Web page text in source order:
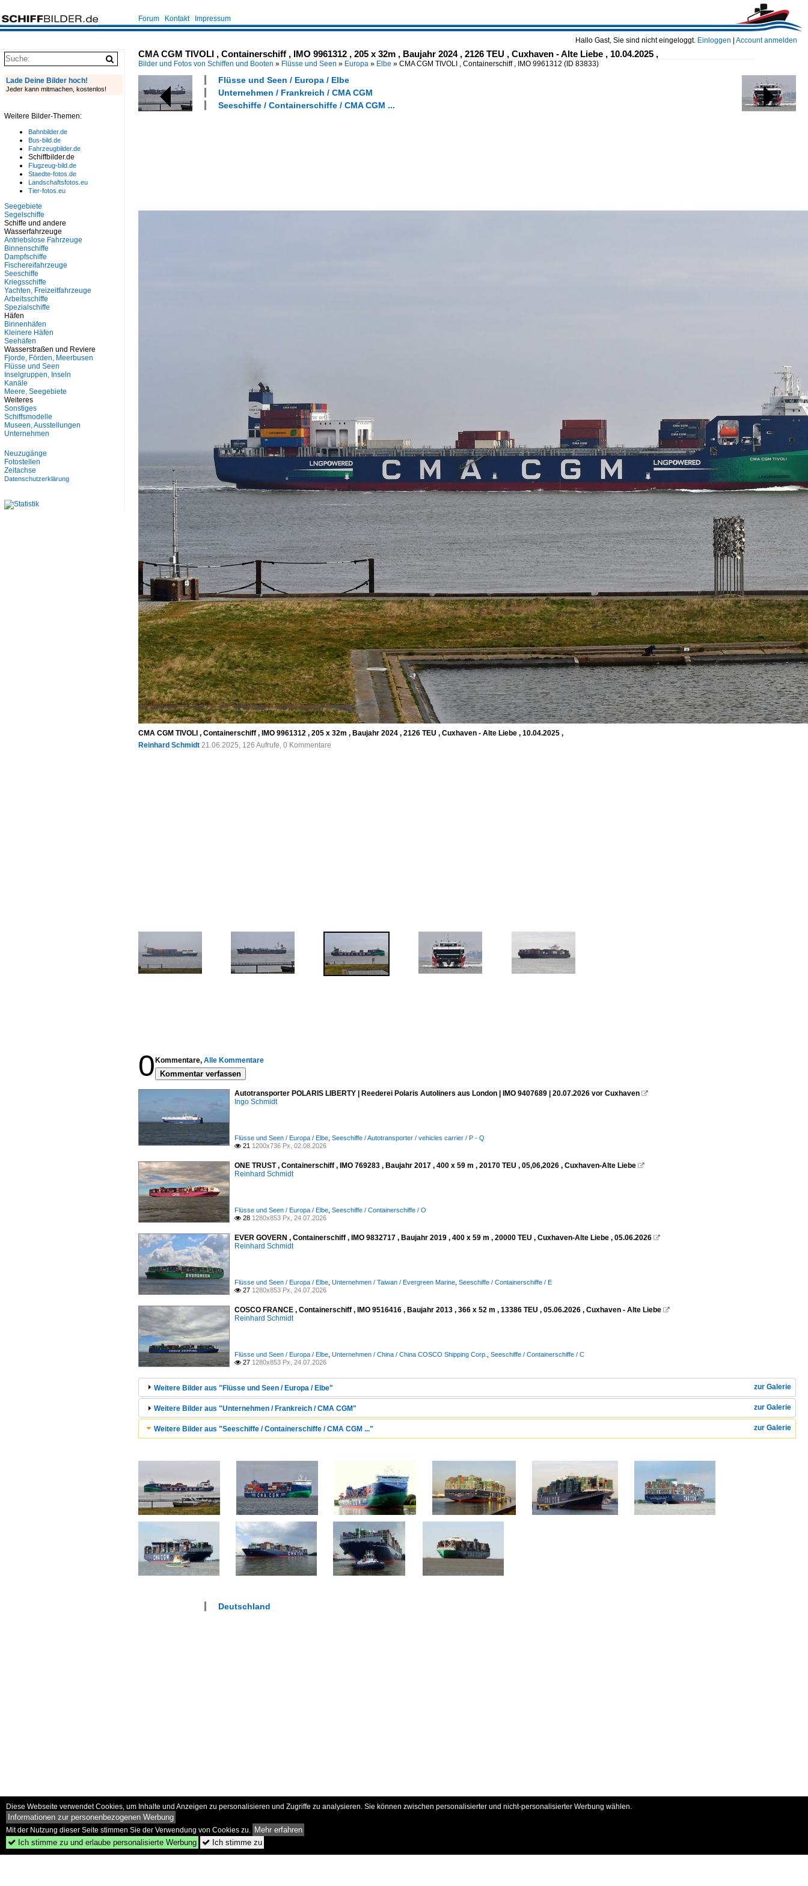
Hallo Gast, Sie sind nicht eingeloggt. Einloggen Account anmelden
Forum Kontakt Impressum
CMA CGM TIVOLI , Containerschiff , IMO 9961312 , 205 x 32m , Baujahr 2024 , 2126 TEU , Cuxhaven - Alte Liebe , 10.04.2025 ,
Bilder und Fotos von Schiffen und Booten » Flüsse und Seen » Europa » Elbe » CMA CGM TIVOLI , Containerschiff , IMO 9961312 (ID 83833)
Flüsse und Seen / Europa / Elbe
Unternehmen / Frankreich / CMA CGM
Seeschiffe / Containerschiffe / CMA CGM ...
CMA CGM TIVOLI , Containerschiff , IMO 9961312 , 205 x 32m , Baujahr 2024 , 2126 TEU , Cuxhaven - Alte Liebe , 10.04.2025 ,
Reinhard Schmidt 21.06.2025, 126 Aufrufe, 0 Kommentare
0 Kommentare, Alle Kommentare
Kommentar verfassen
Autotransporter POLARIS LIBERTY | Reederei Polaris Autoliners aus London | IMO 9407689 | 20.07.2026 vor Cuxhaven 
Ingo Schmidt
Flüsse und Seen / Europa / Elbe Seeschiffe / Autotransporter / vehicles carrier / P - Q
 21 1200x736 Px, 02.08.2026
ONE TRUST , Containerschiff , IMO 769283 , Baujahr 2017 , 400 x 59 m , 20170 TEU , 05,06,2026 , Cuxhaven-Alte Liebe 
Reinhard Schmidt
Flüsse und Seen / Europa / Elbe Seeschiffe / Containerschiffe / O
 28 1280x853 Px, 24.07.2026
EVER GOVERN , Containerschiff , IMO 9832717 , Baujahr 2019 , 400 x 59 m , 20000 TEU , Cuxhaven-Alte Liebe , 05.06.2026 
Reinhard Schmidt
Flüsse und Seen / Europa / Elbe Unternehmen / Taiwan / Evergreen Marine Seeschiffe / Containerschiffe / E
 27 1280x853 Px, 24.07.2026
COSCO FRANCE , Containerschiff , IMO 9516416 , Baujahr 2013 , 366 x 52 m , 13386 TEU , 05.06.2026 , Cuxhaven - Alte Liebe 
Reinhard Schmidt
Flüsse und Seen / Europa / Elbe Unternehmen / China / China COSCO Shipping Corp. Seeschiffe / Containerschiffe / C
 27 1280x853 Px, 24.07.2026
zur Galerie
Weitere Bilder aus "Flüsse und Seen / Europa / Elbe"
zur Galerie
Weitere Bilder aus "Unternehmen / Frankreich / CMA CGM"
zur Galerie
Weitere Bilder aus "Seeschiffe / Containerschiffe / CMA CGM ..."
Deutschland
Lade Deine Bilder hoch!
Jeder kann mitmachen, kostenlos!
Weitere Bilder-Themen:
Bahnbilder.de
Bus-bild.de
Fahrzeugbilder.de
Schiffbilder.de
Flugzeug-bild.de
Staedte-fotos.de
Landschaftsfotos.eu
Tier-fotos.eu
Seegebiete
Segelschiffe
Schiffe und andere
Wasserfahrzeuge
Antriebslose Fahrzeuge
Binnenschiffe
Dampfschiffe
Fischereifahrzeuge
Seeschiffe
Kriegsschiffe
Yachten, Freizeitfahrzeuge
Arbeitsschiffe
Spezialschiffe
Häfen
Binnenhäfen
Kleinere Häfen
Seehäfen
Wasserstraßen und Reviere
Fjorde, Förden, Meerbusen
Flüsse und Seen
Inselgruppen, Inseln
Kanäle
Meere, Seegebiete
Weiteres
Sonstiges
Schiffsmodelle
Museen, Ausstellungen
Unternehmen
Neuzugänge
Fotostellen
Zeitachse
Datenschutzerklärung
Diese Webseite verwendet Cookies, um Inhalte und Anzeigen zu personalisieren und Zugriffe zu analysieren. Sie können zwischen personalisierter und nicht-personalisierter Werbung wählen.
Informationen zur personenbezogenen Werbung
Mit der Nutzung dieser Seite stimmen Sie der Verwendung von Cookies zu. Mehr erfahren
 Ich stimme zu und erlaube personalisierte Werbung  Ich stimme zu